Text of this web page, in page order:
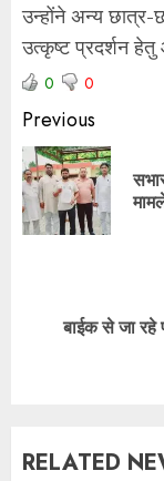
उन्होंने अन्य छात्र-
उत्कृष्ट प्रदर्शन हेतु
0 0
Previous
बाईक से जा रहे
RELATED